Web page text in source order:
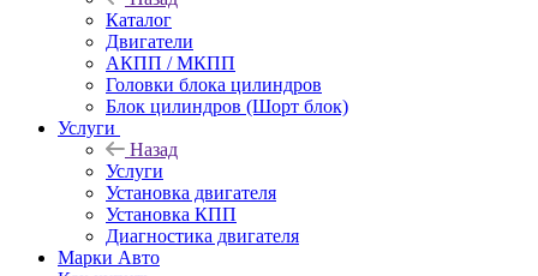
Каталог
Двигатели
АКПП / МКПП
Головки блока цилиндров
Блок цилиндров (Шорт блок)
Услуги
Назад
Услуги
Установка двигателя
Установка КПП
Диагностика двигателя
Марки Авто